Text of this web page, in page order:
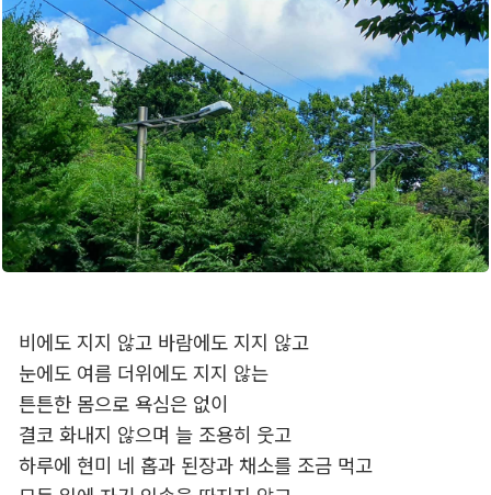
비에도 지지 않고 바람에도 지지 않고
눈에도 여름 더위에도 지지 않는
튼튼한 몸으로 욕심은 없이
결코 화내지 않으며 늘 조용히 웃고
하루에 현미 네 홉과 된장과 채소를 조금 먹고